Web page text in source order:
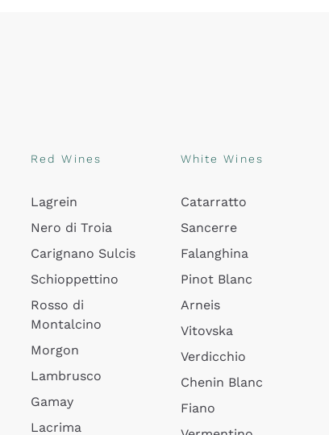
Red Wines
Lagrein
Nero di Troia
Carignano Sulcis
Schioppettino
Rosso di
Montalcino
Morgon
Lambrusco
Gamay
Lacrima
White Wines
Catarratto
Sancerre
Falanghina
Pinot Blanc
Arneis
Vitovska
Verdicchio
Chenin Blanc
Fiano